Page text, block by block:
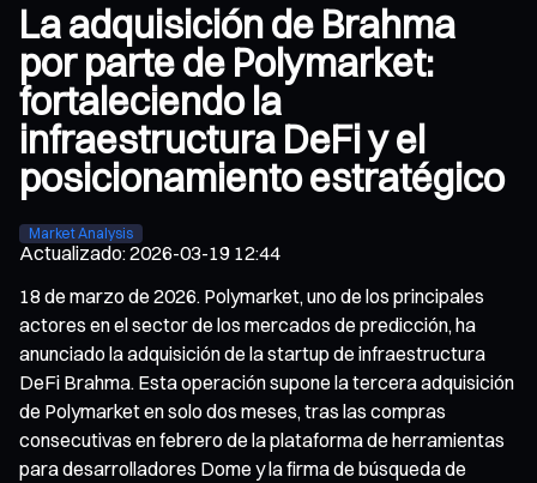
La adquisición de Brahma
por parte de Polymarket:
fortaleciendo la
infraestructura DeFi y el
posicionamiento estratégico
Market Analysis
Actualizado:2026-03-19 12:44
18 de marzo de 2026. Polymarket, uno de los principales
actores en el sector de los mercados de predicción, ha
anunciado la adquisición de la startup de infraestructura
DeFi Brahma. Esta operación supone la tercera adquisición
de Polymarket en solo dos meses, tras las compras
consecutivas en febrero de la plataforma de herramientas
para desarrolladores Dome y la firma de búsqueda de